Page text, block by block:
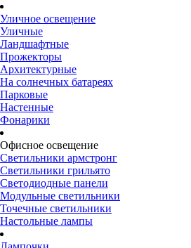
Уличное освещение
Уличные
Ландшафтные
Прожекторы
Архитектурные
На солнечных батареях
Парковые
Настенные
Фонарики
Офисное освещение
Светильники армстронг
Светильники грильято
Светодиодные панели
Модульные светильники
Точечные светильники
Настольные лампы